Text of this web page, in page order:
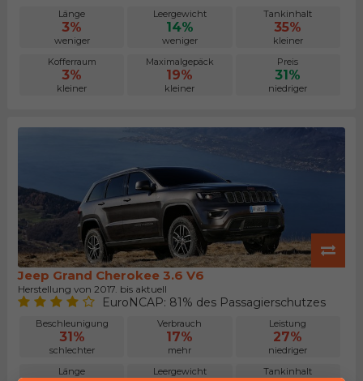
Länge
3%
weniger
Leergewicht
14%
weniger
Tankinhalt
35%
kleiner
Kofferraum
3%
kleiner
Maximalgepäck
19%
kleiner
Preis
31%
niedriger
Jeep Grand Cherokee 3.6 V6
Herstellung von 2017. bis aktuell
EuroNCAP: 81% des Passagierschutzes
Beschleunigung
31%
schlechter
Verbrauch
17%
mehr
Leistung
27%
niedriger
Länge
Leergewicht Tankinhalt